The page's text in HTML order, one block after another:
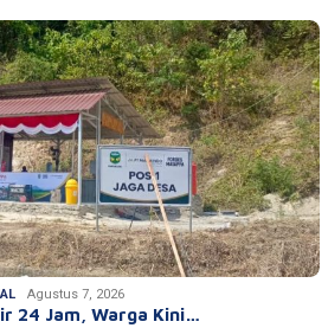
Agustus 7, 2026
24 Jam, Warga Kini…